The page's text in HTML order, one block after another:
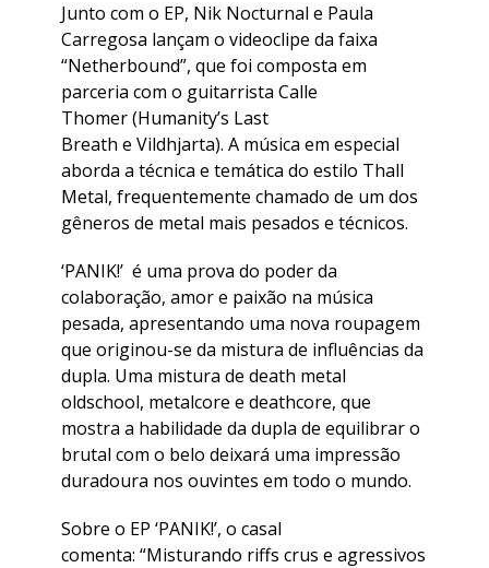
Junto com o EP, Nik Nocturnal e Paula
Carregosa lançam o videoclipe da faixa
“Netherbound”, que foi composta em
parceria com o guitarrista Calle
Thomer (Humanity’s Last
Breath e Vildhjarta). A música em especial
aborda a técnica e temática do estilo Thall
Metal, frequentemente chamado de um dos
gêneros de metal mais pesados e técnicos.
‘PANIK!’ é uma prova do poder da
colaboração, amor e paixão na música
pesada, apresentando uma nova roupagem
que originou-se da mistura de influências da
dupla. Uma mistura de death metal
oldschool, metalcore e deathcore, que
mostra a habilidade da dupla de equilibrar o
brutal com o belo deixará uma impressão
duradoura nos ouvintes em todo o mundo.
Sobre o EP ‘PANIK!’, o casal
comenta: “Misturando riffs crus e agressivos